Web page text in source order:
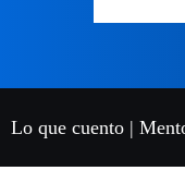
Lo que cuento |